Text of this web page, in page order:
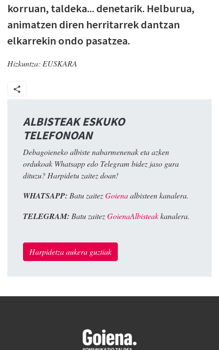
korruan, taldeka... denetarik. Helburua,
animatzen diren herritarrek dantzan
elkarrekin ondo pasatzea.
Hizkuntza: EUSKARA
ALBISTEAK ESKUKO
TELEFONOAN
Debagoieneko albiste nabarmenenak eta azken
ordukoak Whatsapp edo Telegram bidez jaso gura
dituzu? Harpidetu zaitez doan!
WHATSAPP: Batu zaitezGoienaalbisteen kanalera.
TELEGRAM: Batu zaitezGoienaAlbisteakkanalera.
Harpidetza aukera guztiak